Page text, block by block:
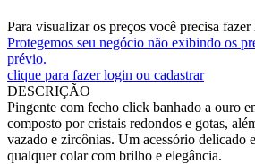
Para visualizar os preços você precisa
Protegemos seu negócio não exibindo os
prévio.
clique para fazer login ou cadastrar
DESCRIÇÃO
Pingente com fecho click banhado a ouro
composto por cristais redondos e gotas,
vazado e zircônias. Um acessório delicado
qualquer colar com brilho e elegância.